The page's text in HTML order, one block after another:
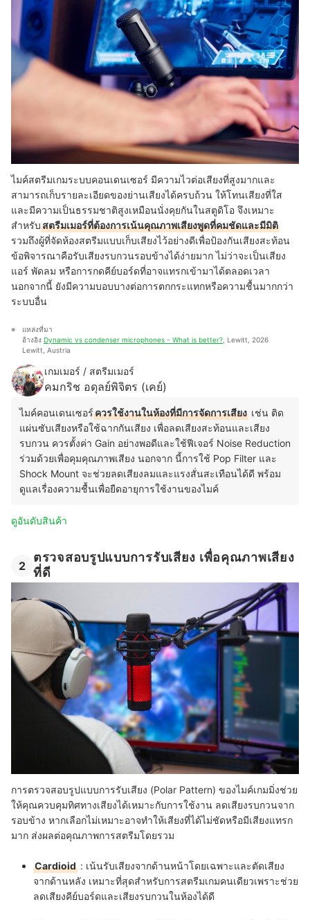
ไมค์สตรีมเกมระบบคอนเดนเซอร์ มีความไวต่อเสียงที่สูงมากและ
สามารถเก็บรายละเอียดของย่านเสียงได้ครบถ้วน ให้โทนเสียงที่ใส
และมีความเป็นธรรมชาติสูงเหมือนนั่งคุยกันในสตูดิโอ จึงเหมาะ
สำหรับสตรีมเมอร์ที่ต้องการเน้นคุณภาพเสียงพูดที่คมชัดและมีมิติ
รวมถึงผู้ที่จัดห้องสตรีมแบบเก็บเสียงไว้อย่างดีเพื่อป้องกันเสียงสะท้อน
ข้อพิจารณาคือรับเสียงรบกวนรอบข้างได้ง่ายมาก ไม่ว่าจะเป็นเสียง
แอร์ พัดลม หรือการกดคีย์บอร์ดที่อาจแทรกเข้ามาได้ตลอดเวลา
นอกจากนี้ ยังมีความบอบบางต่อการตกกระแทกหรือความชื้นมากกว่า
ระบบอื่น
แหล่งที่มา
อ้างอิง Dynamic vs condenser microphones - What is better? , Lewitt, 2026
Lewitt, Austria
เกมเมอร์ / สตรีมเมอร์
คมกริช อดุลย์พิจิตร (เคย์)
ไมค์คอนเดนเซอร์ควรใช้งานในห้องที่มีการจัดการเสียง เช่น ติด
แผ่นซับเสียงหรือใช้ฉากกันเสียง เพื่อลดเสียงสะท้อนและเสียง
รบกวน ควรตั้งค่า Gain อย่างพอดีและใช้ฟีเจอร์ Noise Reduction
ร่วมด้วยเพื่อคุมคุณภาพเสียง นอกจาก นี้การใช้ Pop Filter และ
Shock Mount จะช่วยลดเสียงลมและแรงสั่นสะเทือนได้ดี พร้อม
ดูแลเรื่องความชื้นเพื่อยืดอายุการใช้งานของไมค์
ดูอันดับสินค้า
2
ตรวจสอบรูปแบบการรับเสียง เพื่อคุณภาพเสียง
ที่ดี
การตรวจสอบรูปแบบการรับเสียง (Polar Pattern) ของไมค์เกมมิ่งช่วย
ให้คุณควบคุมทิศทางเสียงได้เหมาะกับการใช้งาน ลดเสียงรบกวนจาก
รอบข้าง หากเลือกไม่เหมาะอาจทำให้เสียงที่ได้ไม่ชัดหรือมีเสียงแทรก
มาก ส่งผลต่อคุณภาพการสตรีมโดยรวม
Cardioid : เน้นรับเสียงจากด้านหน้าโดยเฉพาะและตัดเสียง
จากด้านหลัง เหมาะที่สุดสำหรับการสตรีมเกมคนเดียวเพราะช่วย
ลดเสียงคีย์บอร์ดและเสียงรบกวนในห้องได้ดี